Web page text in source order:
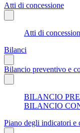
Atti di concessione
Atti di
Bilanci
Bilancio preventivo e
BILANCIO
BILANCIO
Piano degli indicatori e